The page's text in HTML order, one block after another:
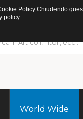
World Wide
Policy Chiudendo
policy.